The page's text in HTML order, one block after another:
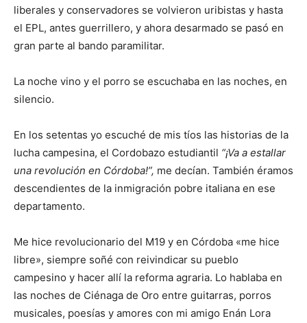
liberales y conservadores se volvieron uribistas y hasta
el EPL, antes guerrillero, y ahora desarmado se pasó en
gran parte al bando paramilitar.
La noche vino y el porro se escuchaba en las noches, en
silencio.
En los setentas yo escuché de mis tíos las historias de la
lucha campesina, el Cordobazo estudiantil “¡Va a estallar
una revolución en Córdoba!”, me decían. También éramos
descendientes de la inmigración pobre italiana en ese
departamento.
Me hice revolucionario del M19 y en Córdoba «me hice
libre», siempre soñé con reivindicar su pueblo
campesino y hacer allí la reforma agraria. Lo hablaba en
las noches de Ciénaga de Oro entre guitarras, porros
musicales, poesías y amores con mi amigo Enán Lora